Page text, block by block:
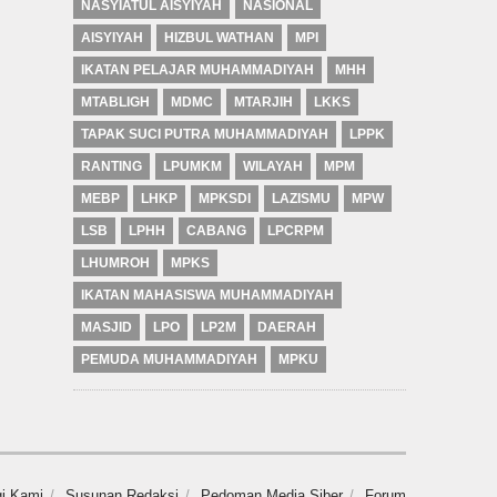
NASYIATUL AISYIYAH NASIONAL
AISYIYAH HIZBUL WATHAN MPI
IKATAN PELAJAR MUHAMMADIYAH MHH
MTABLIGH MDMC MTARJIH LKKS
TAPAK SUCI PUTRA MUHAMMADIYAH LPPK
RANTING LPUMKM WILAYAH MPM
MEBP LHKP MPKSDI LAZISMU MPW
LSB LPHH CABANG LPCRPM
LHUMROH MPKS
IKATAN MAHASISWA MUHAMMADIYAH
MASJID LPO LP2M DAERAH
PEMUDA MUHAMMADIYAH MPKU